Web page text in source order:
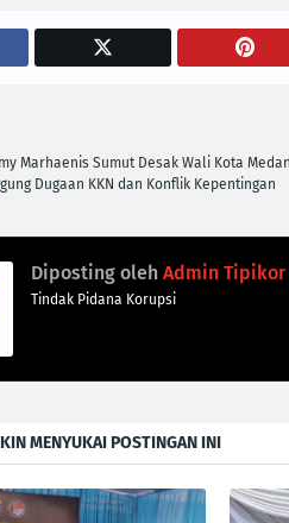
Marhaenis Sumut Desak Wali Kota
Dugaan KKN dan Konflik Kepentingan
Diposting oleh Admin Tipikor
Tindak Pidana Korupsi
MENYUKAI POSTINGAN INI